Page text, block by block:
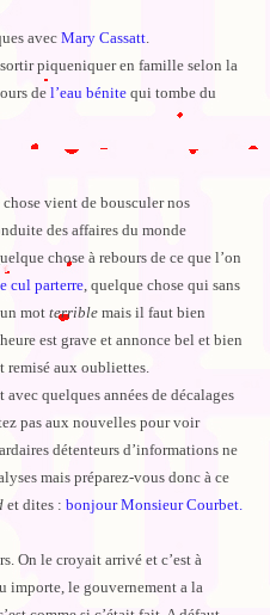
avec Mary Cassatt.
piqueniquer en famille selon la
de l’eau bénite qui tombe du
vient de bousculer nos
des affaires du monde
chose à rebours de ce que l’on
cul parterre, quelque chose qui sans
mot terrible mais il faut bien
est grave et annonce bel et bien
remisé aux oubliettes.
quelques années de décalages
pas aux nouvelles pour voir
détenteurs d’informations ne
mais préparez-vous donc à ce
et dites : bonjour Monsieur Courbet.
On le croyait arrivé et c’est à
importe, le gouvernement a la